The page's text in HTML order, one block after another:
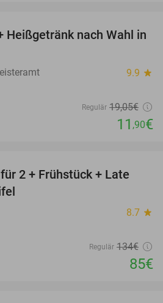
38%
Heißgetränk nach Wahl in
9.9 star
Regulär 19,05€
11 ,90€
37%
2 + Frühstück + Late
8.7 star
Regulär 134€
85€